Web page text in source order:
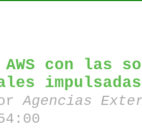
con las
Agencias